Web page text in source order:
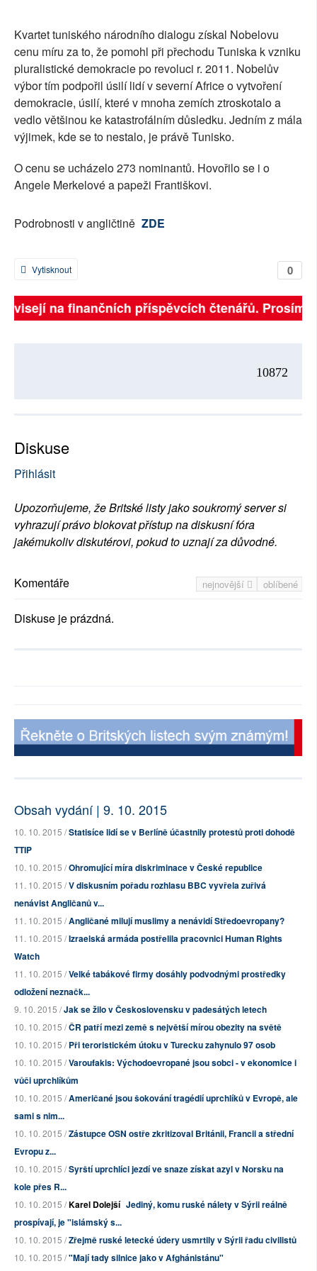
RUBRIKY
PLNÁ VERZE STRÁNEK
Kvartet tuniského národního dialogu získal Nobelovu
cenu míru za to, že pomohl při přechodu Tuniska k vzniku
pluralistické demokracie po revoluci r. 2011. Nobelův
výbor tím podpořil úsilí lidí v severní Africe o vytvoření
demokracie, úsilí, které v mnoha zemích ztroskotalo a
vedlo většinou ke katastrofálním důsledku. Jedním z mála
výjimek, kde se to nestalo, je právě Tunisko.
O cenu se ucházelo 273 nominantů. Hovořilo se i o
Angele Merkelové a papeži Františkovi.
Podrobnosti v angličtině ZDE
0
Vytisknout
na finančních příspěvcích čtenářů.
10872
Diskuse
Přihlásit
Upozorňujeme, že Britské listy jako soukromý server si
vyhrazují právo blokovat přístup na diskusní fóra
jakémukoliv diskutérovi, pokud to uznají za důvodné.
nejnovější oblíbené
Komentáře
Diskuse je prázdná.
Obsah vydání | 9. 10. 2015
10. 10. 2015 /Statisíce lidí se v Berlíně účastnily protestů proti dohodě
TTIP
10. 10. 2015 /Ohromující míra diskriminace v České republice
11. 10. 2015 /V diskusním pořadu rozhlasu BBC vyvřela zuřivá
nenávist Angličanů v...
11. 10. 2015 /Angličané milují muslimy a nenávidí Středoevropany?
11. 10. 2015 /Izraelská armáda postřelila pracovnici Human Rights
Watch
11. 10. 2015 /Velké tabákové firmy dosáhly podvodnými prostředky
odložení neznačk...
9. 10. 2015 /Jak se žilo v Československu v padesátých letech
10. 10. 2015 /ČR patří mezi země s největší mírou obezity na světě
10. 10. 2015 /Při teroristickém útoku v Turecku zahynulo 97 osob
10. 10. 2015 /Varoufakis: Východoevropané jsou sobci - v ekonomice i
vůči uprchlíkům
10. 10. 2015 /Američané jsou šokování tragédií uprchlíků v Evropě, ale
sami s nim...
10. 10. 2015 /Zástupce OSN ostře zkritizoval Británii, Francii a střední
Evropu z...
10. 10. 2015 /Syrští uprchlíci jezdí ve snaze získat azyl v Norsku na
kole přes R...
10. 10. 2015 /Karel Dolejší Jediný, komu ruské nálety v Sýrii reálně
prospívají, je "islámský s...
10. 10. 2015 /Zřejmě ruské letecké údery usmrtily v Sýrii řadu civilistů
10. 10. 2015 /"Mají tady silnice jako v Afghánistánu"